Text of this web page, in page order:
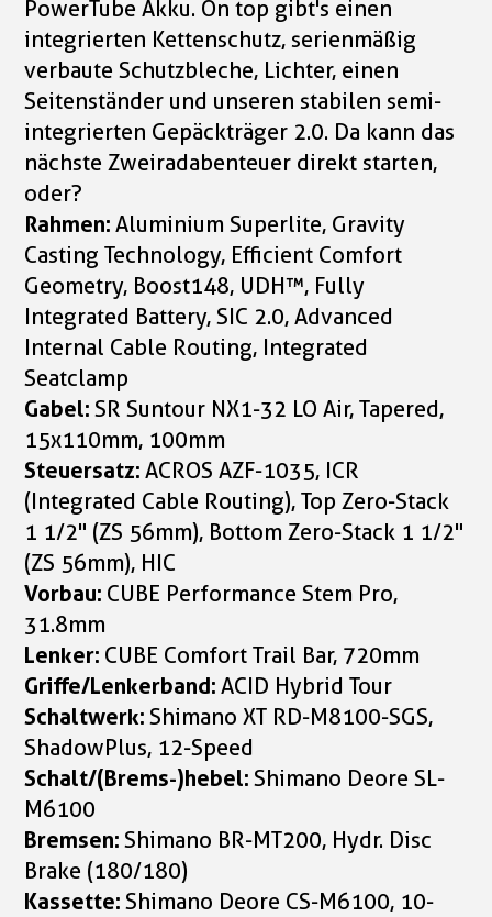
PowerTube Akku. On top gibt's einen
integrierten Kettenschutz, serienmäßig
verbaute Schutzbleche, Lichter, einen
Seitenständer und unseren stabilen semi-
integrierten Gepäckträger 2.0. Da kann das
nächste Zweiradabenteuer direkt starten,
oder?
Rahmen:Aluminium Superlite, Gravity
Casting Technology, Efficient Comfort
Geometry, Boost148, UDH™, Fully
Integrated Battery, SIC 2.0, Advanced
Internal Cable Routing, Integrated
Seatclamp
Gabel:SR Suntour NX1-32 LO Air, Tapered,
15x110mm, 100mm
Steuersatz:ACROS AZF-1035, ICR
(Integrated Cable Routing), Top Zero-Stack
1 1/2" (ZS 56mm), Bottom Zero-Stack 1 1/2"
(ZS 56mm), HIC
Vorbau: CUBE Performance Stem Pro,
31.8mm
Lenker: CUBE Comfort Trail Bar, 720mm
Griffe/Lenkerband:ACID Hybrid Tour
Schaltwerk:Shimano XT RD-M8100-SGS,
ShadowPlus, 12-Speed
Schalt/(Brems-)hebel:Shimano Deore SL-
M6100
Bremsen:Shimano BR-MT200, Hydr. Disc
Brake (180/180)
Kassette:Shimano Deore CS-M6100, 10-